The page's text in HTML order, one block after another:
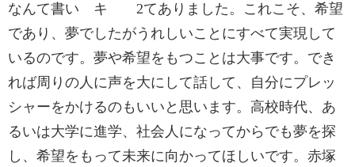
なんて書い キ 2てありました。これこそ、希望
であり、夢でしたがうれしいことにすべて実現して
いるのです。夢や希望をもつことは大事です。でき
れば周りの人に声を大にして話して、自分にプレッ
シャーをかけるのもいいと思います。高校時代、あ
るいは大学に進学、社会人になってからでも夢を探
し、希望をもって未来に向かってほしいです。赤塚